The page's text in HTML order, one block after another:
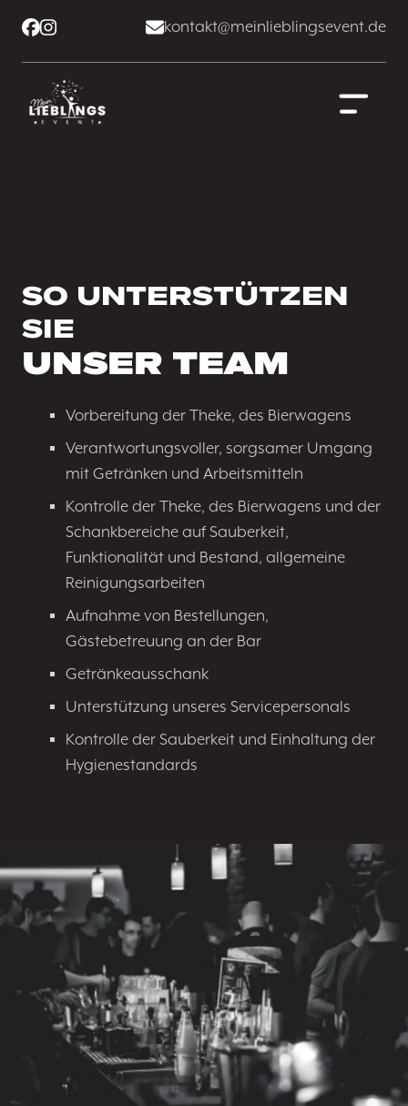
kontakt@meinlieblingsevent.de
SO UNTERSTÜTZEN
SIE
UNSER TEAM
Vorbereitung der Theke, des Bierwagens
Verantwortungsvoller, sorgsamer Umgang
mit Getränken und Arbeitsmitteln
Kontrolle der Theke, des Bierwagens und der
Schankbereiche auf Sauberkeit,
Funktionalität und Bestand, allgemeine
Reinigungsarbeiten
Aufnahme von Bestellungen,
Gästebetreuung an der Bar
Getränkeausschank
Unterstützung unseres Servicepersonals
Kontrolle der Sauberkeit und Einhaltung der
Hygienestandards